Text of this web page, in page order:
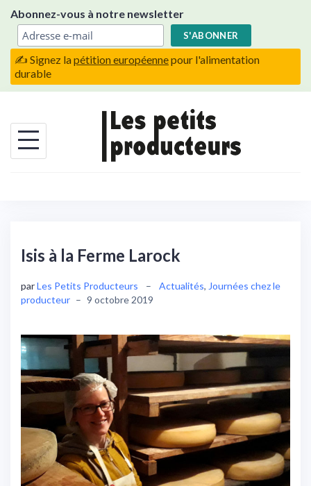
content
Abonnez-vous à notre newsletter
✍️ Signez lapétition européennepour l'alimentation
durable
Isis à la Ferme Larock
parLes Petits Producteurs – Actualités, Journées chez le
producteur – 9 octobre 2019